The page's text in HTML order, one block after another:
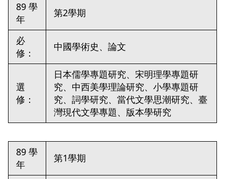
89 學
年
第2學期
必
修：
中國學術史、論文
選
修：
日本儒學專題研究、宋明理學專題研
究、中西美學理論研究、小學專題研
究、詞學研究、當代文學思潮研究、臺
灣現代文學專題、版本學研究
89 學
年
第1學期